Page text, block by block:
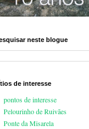
neste blogue
de interesse
pontos de interesse
Pelourinho de Ruivães
Ponte da Misarela